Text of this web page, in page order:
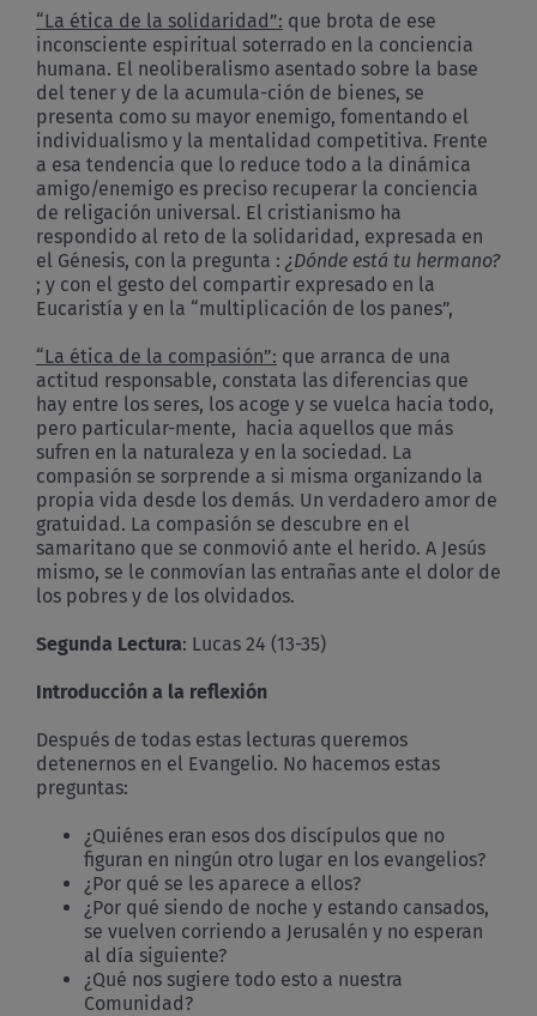
“La ética de la solidaridad”: que brota de ese
inconsciente espiritual soterrado en la conciencia
humana. El neoliberalismo asentado sobre la base
del tener y de la acumula-ción de bienes, se
presenta como su mayor enemigo, fomentando el
individualismo y la mentalidad competitiva. Frente
a esa tendencia que lo reduce todo a la dinámica
amigo/enemigo es preciso recuperar la conciencia
de religación universal. El cristianismo ha
respondido al reto de la solidaridad, expresada en
el Génesis, con la pregunta : ¿Dónde está tu hermano?
; y con el gesto del compartir expresado en la
Eucaristía y en la “multiplicación de los panes”,
“La ética de la compasión”: que arranca de una
actitud responsable, constata las diferencias que
hay entre los seres, los acoge y se vuelca hacia todo,
pero particular-mente, hacia aquellos que más
sufren en la naturaleza y en la sociedad. La
compasión se sorprende a si misma organizando la
propia vida desde los demás. Un verdadero amor de
gratuidad. La compasión se descubre en el
samaritano que se conmovió ante el herido. A Jesús
mismo, se le conmovían las entrañas ante el dolor de
los pobres y de los olvidados.
Segunda Lectura: Lucas 24 (13-35)
Introducción a la reflexión
Después de todas estas lecturas queremos
detenernos en el Evangelio. No hacemos estas
preguntas:
¿Quiénes eran esos dos discípulos que no
figuran en ningún otro lugar en los evangelios?
¿Por qué se les aparece a ellos?
¿Por qué siendo de noche y estando cansados,
se vuelven corriendo a Jerusalén y no esperan
al día siguiente?
¿Qué nos sugiere todo esto a nuestra
Comunidad?